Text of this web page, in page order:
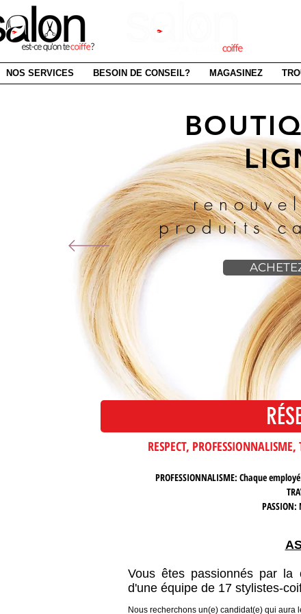
NOS SERVICES BESOIN DE CONSEIL? MAGASINEZ
produits
RESPECT,
PROFESSIONNALISME: Chaque
Vous êtes passionnés par la
d'une équipe de 17 stylistes-
Nous recherchons un(e) candidat(e) qui aura